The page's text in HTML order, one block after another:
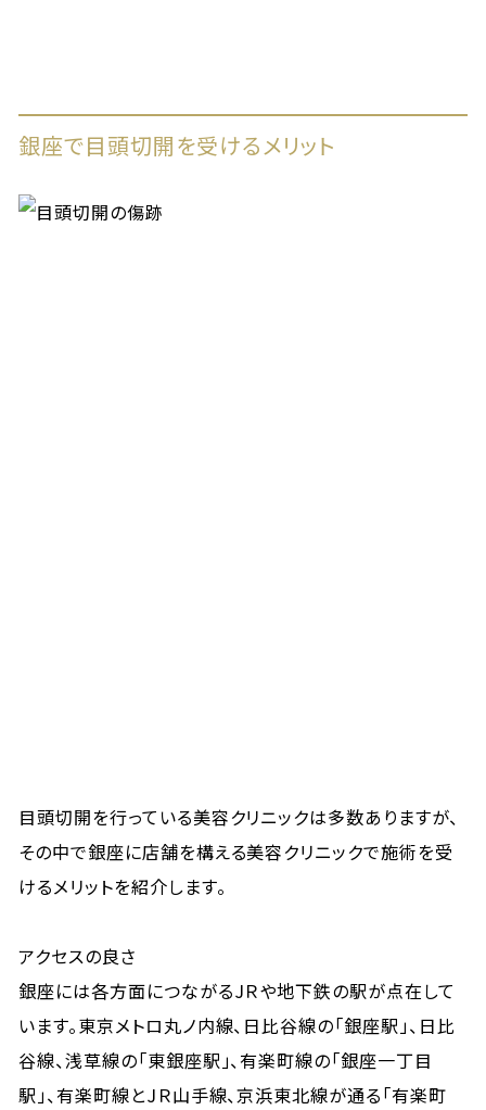
銀座で目頭切開を受けるメリット
目頭切開を行っている美容クリニックは多数ありますが、
その中で銀座に店舗を構える美容クリニックで施術を受
けるメリットを紹介します。
アクセスの良さ
銀座には各方面につながるJＲや地下鉄の駅が点在して
います。東京メトロ丸ノ内線、日比谷線の「銀座駅」、日比
谷線、浅草線の「東銀座駅」、有楽町線の「銀座一丁目
駅」、有楽町線とJＲ山手線、京浜東北線が通る「有楽町